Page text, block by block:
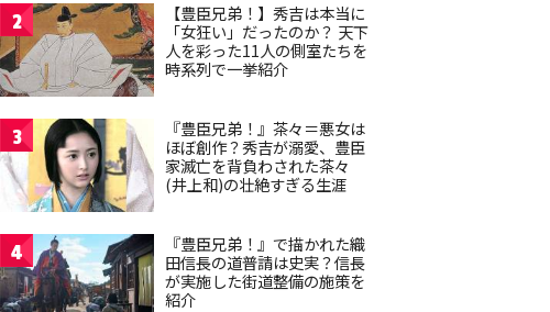
2
【豊臣兄弟！】秀吉は本当に
「女狂い」だったのか？ 天下
人を彩った11人の側室たちを
時系列で一挙紹介
3
『豊臣兄弟！』茶々＝悪女は
ほぼ創作？秀吉が溺愛、豊臣
家滅亡を背負わされた茶々
(井上和)の壮絶すぎる生涯
4
『豊臣兄弟！』で描かれた織
田信長の道普請は史実？信長
が実施した街道整備の施策を
紹介